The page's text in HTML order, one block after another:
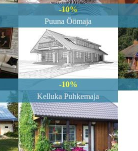
04.08.2026 17.46
Guesthouse & Apartment
04.08.2026 17.45
Talu Puhkemajad
04.08.2026 17.38
Talu Puhkemajad
04.08.2026 17.38
Talu Puhkemajad
04.08.2026 17.38
Külalistemaja
-10%
Puuna Öömaja
-10%
Kelluka Puhkemaja